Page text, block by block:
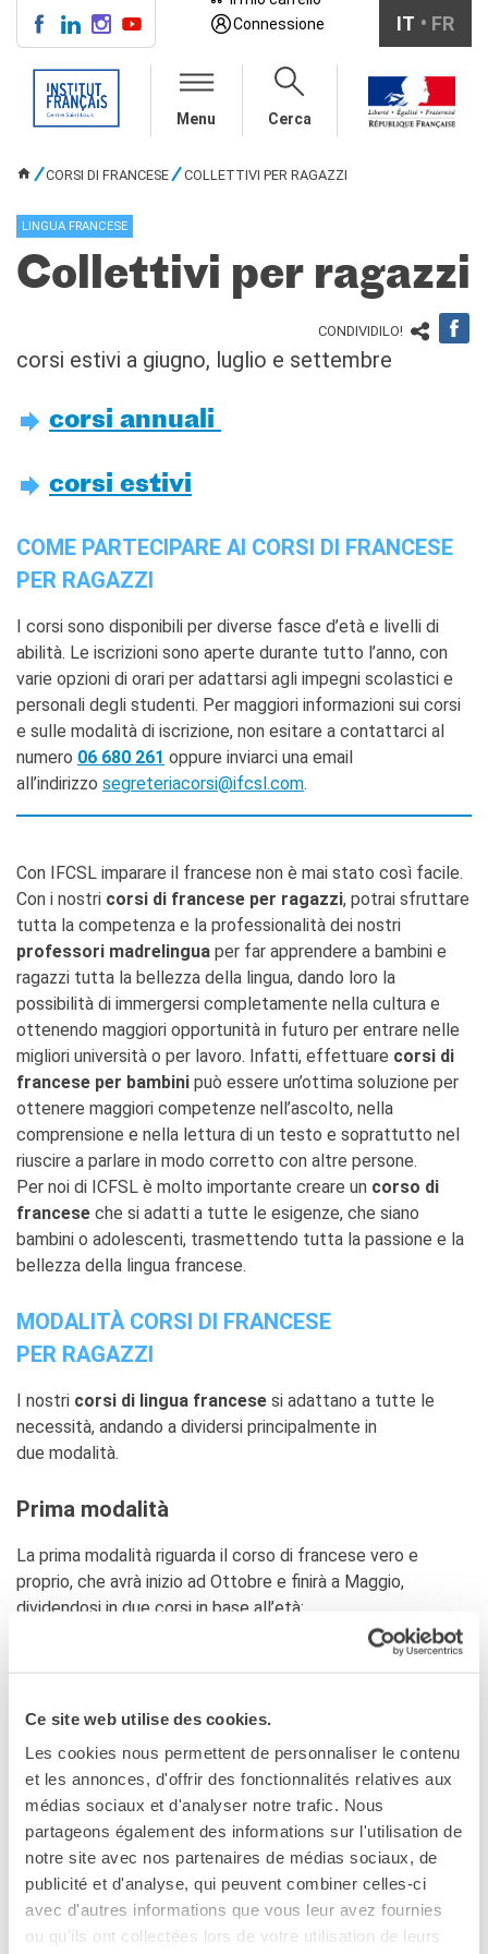
Ce site web utilise des cookies.
Les cookies nous permettent de personnaliser le contenu
et les annonces, d'offrir des fonctionnalités relatives aux
médias sociaux et d'analyser notre trafic. Nous
partageons également des informations sur l'utilisation de
notre site avec nos partenaires de médias sociaux, de
publicité et d'analyse, qui peuvent combiner celles-ci
avec d'autres informations que vous leur avez fournies
ou qu'ils ont collectées lors de votre utilisation de leurs
CENTRE SAINT-LOUIS
INFORMAZIONI
CORSI DI FRANCESE
Autoapprendimento
Individuali/duo/trio
DELF bambini
DELF ragazzi
Ev@lang
BAMBINI
CINEMA
EVENTI
MEDIATECA
PROFESSORI E SCUOLE
Attività per le scuole
Certificazioni e corsi per le
scuole
Offerta formativa
Cattedra Mediterraneo
Premio de Lubac
Borse di studio
Archivio
AFFITTO SPAZI
CHI SIAMO?
I nostri partners
BLOG
ARCHIVIO
Archivio scuole
CERCA
Connessione
IT FR
Menu Cerca
CORSI DI FRANCESE COLLETTIVI PER RAGAZZI
LINGUA FRANCESE
Collettivi per ragazzi
CONDIVIDILO!
corsi estivi a giugno, luglio e settembre
corsi annuali
corsi estivi
COME PARTECIPARE AI CORSI DI FRANCESE
PER RAGAZZI
I corsi sono disponibili per diverse fasce d’età e livelli di
abilità. Le iscrizioni sono aperte durante tutto l’anno, con
varie opzioni di orari per adattarsi agli impegni scolastici e
personali degli studenti. Per maggiori informazioni sui corsi
e sulle modalità di iscrizione, non esitare a contattarci al
numero 06 680 261 oppure inviarci una email
all’indirizzo segreteriacorsi@ifcsl.com.
Con IFCSL imparare il francese non è mai stato così facile.
Con i nostri corsi di francese per ragazzi, potrai sfruttare
tutta la competenza e la professionalità dei nostri
professori madrelingua per far apprendere a bambini e
ragazzi tutta la bellezza della lingua, dando loro la
possibilità di immergersi completamente nella cultura e
ottenendo maggiori opportunità in futuro per entrare nelle
migliori università o per lavoro. Infatti, effettuare corsi di
francese per bambini può essere un’ottima soluzione per
ottenere maggiori competenze nell’ascolto, nella
comprensione e nella lettura di un testo e soprattutto nel
riuscire a parlare in modo corretto con altre persone.
Per noi di ICFSL è molto importante creare un corso di
francese che si adatti a tutte le esigenze, che siano
bambini o adolescenti, trasmettendo tutta la passione e la
bellezza della lingua francese.
MODALITÀ CORSI DI FRANCESE
PER RAGAZZI
I nostri corsi di lingua francese si adattano a tutte le
necessità, andando a dividersi principalmente in
due modalità.
Prima modalità
La prima modalità riguarda il corso di francese vero e
proprio, che avrà inizio ad Ottobre e finirà a Maggio,
dividendosi in due corsi in base all’età:
livello, effettuerà e studierà un programma specifico,
seguendo diverse modalità di studio, sia in sede sia
a distanza.
ISCRIZIONE AL CORSO
COLLETTIVO DI FRANCESE PER RAGAZZI
Su IFCSL puoi scegliere il tuocorso di francese
collettivo per ragazzi in base sia al livello attuale del